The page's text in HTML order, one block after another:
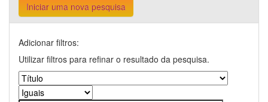
Iniciar uma nova pesquisa
Adicionar filtros:
Utilizar filtros para refinar o resultado da pesquisa.